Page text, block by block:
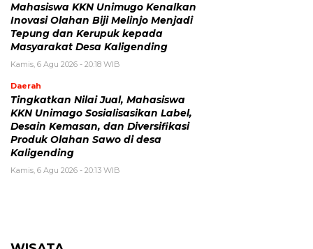
Mahasiswa KKN Unimugo Kenalkan
Inovasi Olahan Biji Melinjo Menjadi
Tepung dan Kerupuk kepada
Masyarakat Desa Kaligending
Kamis, 6 Agu 2026 - 20:18 WIB
Daerah
Tingkatkan Nilai Jual, Mahasiswa
KKN Unimago Sosialisasikan Label,
Desain Kemasan, dan Diversifikasi
Produk Olahan Sawo di desa
Kaligending
Kamis, 6 Agu 2026 - 20:13 WIB